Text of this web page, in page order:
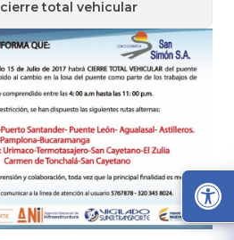
cierre total vehicular